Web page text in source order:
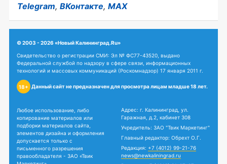
Telegram, ВКонтакте, MAX
© 2003 - 2026 «Новый Калининград.Ru»
Свидетельство о регистрации СМИ: Эл № ФС77-43520, выдано
Федеральной службой по надзору в сфере связи, информационных
технологий и массовых коммуникаций (Роскомнадзор) 17 января 2011 г.
18+ Данный сайт не предназначен для просмотра лицам младше 18 лет.
Любое использование, либо
копирование материалов или
подборки материалов сайта,
элементов дизайна и оформления
допускается только с
письменного разрешения
правообладателя - ЗАО «Твик
Адрес: г. Калининград, ул.
Гаражная, д.2, кабинет 308
Учредитель: ЗАО "Твик Маркетинг"
Главный редактор: Обрехт О.Г.
Редакция: +7 (4012) 99-21-76
news@newkaliningrad.ru